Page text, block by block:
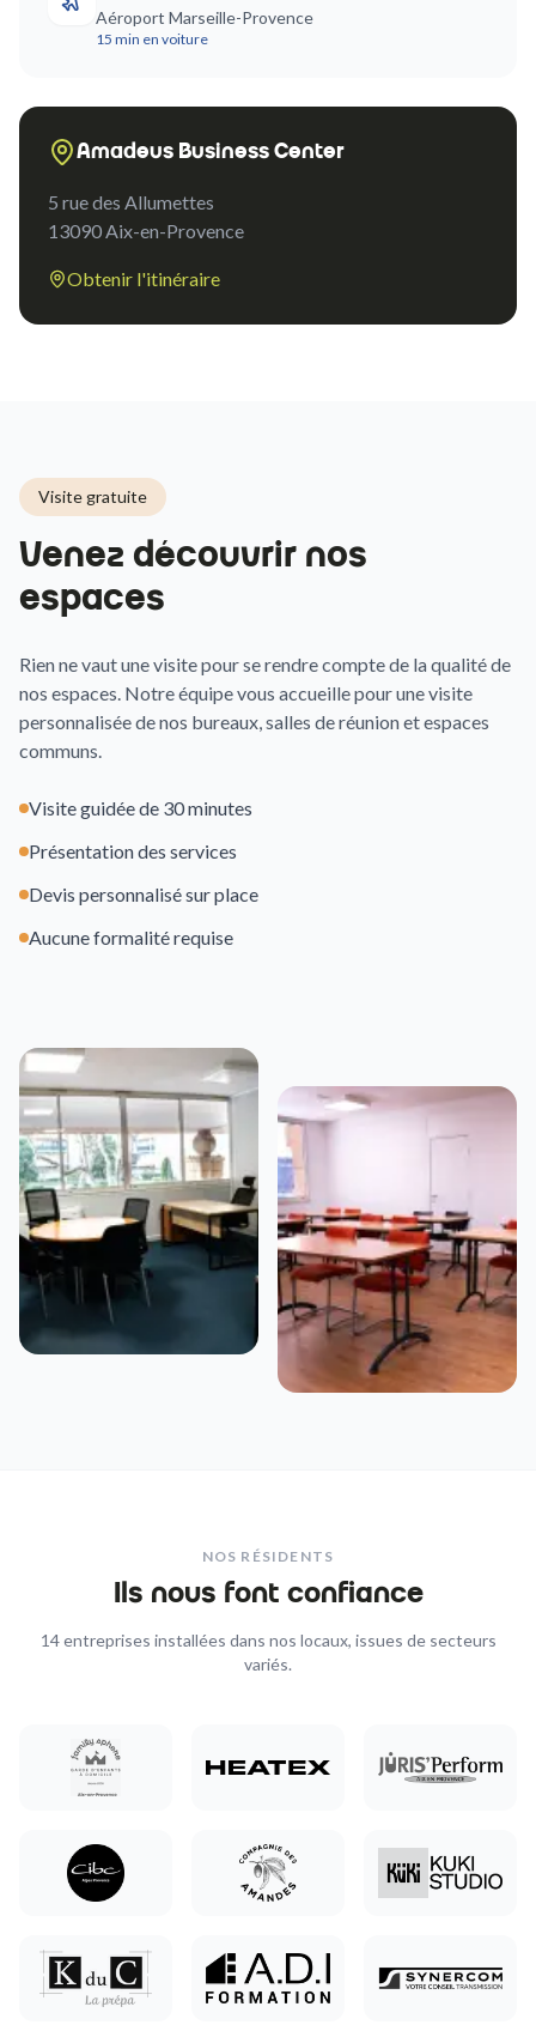
Aéroport Marseille-Provence
15 min en voiture
Amadeus Business Center
5 rue des Allumettes
13090Aix-en-Provence
Obtenir l'itinéraire
Visite gratuite
Venez découvrir nos
espaces
Rien ne vaut une visite pour se rendre compte de la qualité de
nos espaces. Notre équipe vous accueille pour une visite
personnalisée de nos bureaux, salles de réunion et espaces
communs.
Visite guidée de 30 minutes
Présentation des services
Devis personnalisé sur place
Aucune formalité requise
NOS RÉSIDENTS
Ils nous font confiance
14 entreprises installées dans nos locaux, issues de secteurs
variés.